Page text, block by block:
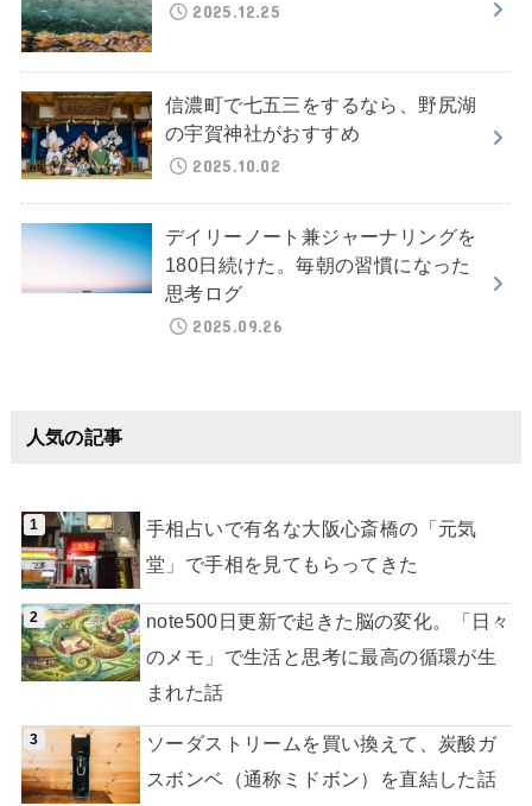
2025.12.25
信濃町で七五三をするなら、野尻湖
の宇賀神社がおすすめ
2025.10.02
デイリーノート兼ジャーナリングを
180日続けた。毎朝の習慣になった
思考ログ
2025.09.26
人気の記事
手相占いで有名な大阪心斎橋の「元気
堂」で手相を見てもらってきた
note500日更新で起きた脳の変化。「日々
のメモ」で生活と思考に最高の循環が生
まれた話
ソーダストリームを買い換えて、炭酸ガ
スボンベ（通称ミドボン）を直結した話